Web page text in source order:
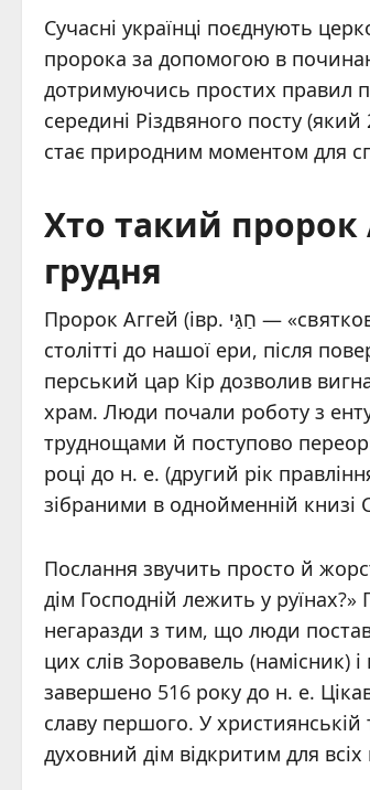
Сучасні українці поєднують
пророка за допомогою в
дотримуючись простих правил
середині Різдвяного посту
стає природним моментом для
Хто такий пророк
грудня
Пророк Аггей (івр. חַגַּי — «святковий», «народжений на свято» або «мій бенкет») жив у VI
столітті до нашої ери, після
перський цар Кір дозволив
храм. Люди почали роботу з
труднощами й поступово
році до н. е. (другий рік
зібраними в однойменній книзі
Послання звучить просто й
дім Господній лежить у
негаразди з тим, що люди
цих слів Зоровавель (намісник)
завершено 516 року до н. е.
славу першого. У християнській
духовний дім відкритим для всіх